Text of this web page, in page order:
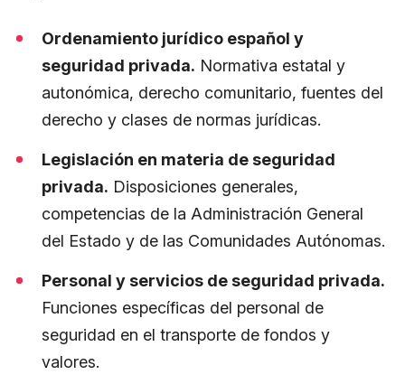
Ordenamiento jurídico español y
seguridad privada. Normativa estatal y
autonómica, derecho comunitario, fuentes del
derecho y clases de normas jurídicas.
Legislación en materia de seguridad
privada. Disposiciones generales,
competencias de la Administración General
del Estado y de las Comunidades Autónomas.
Personal y servicios de seguridad privada.
Funciones específicas del personal de
seguridad en el transporte de fondos y
valores.